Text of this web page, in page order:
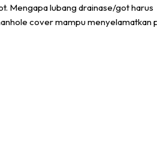
Mengapa lubang drainase/got harus
cover mampu menyelamatkan